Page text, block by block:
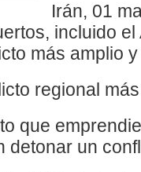
Irán, 01
incluido
más amplio
regional
que
detonar un